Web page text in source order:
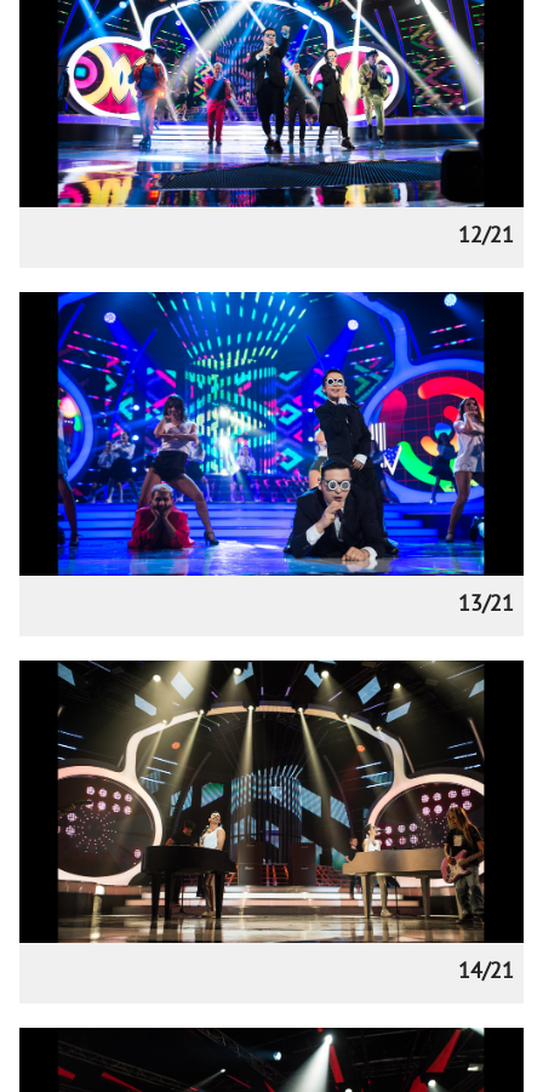
12/21
13/21
14/21